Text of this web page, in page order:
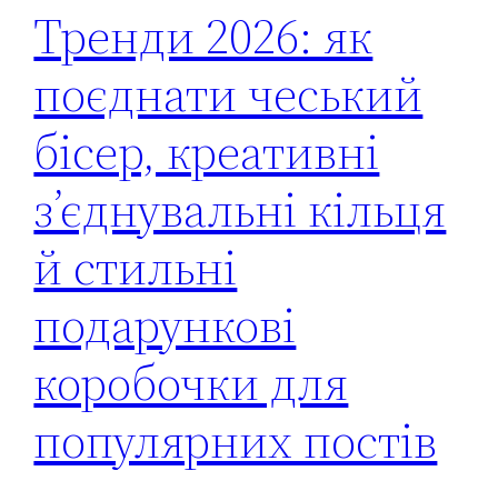
Тренди 2026: як
поєднати чеський
бісер, креативні
з’єднувальні кільця
й стильні
подарункові
коробочки для
популярних постів